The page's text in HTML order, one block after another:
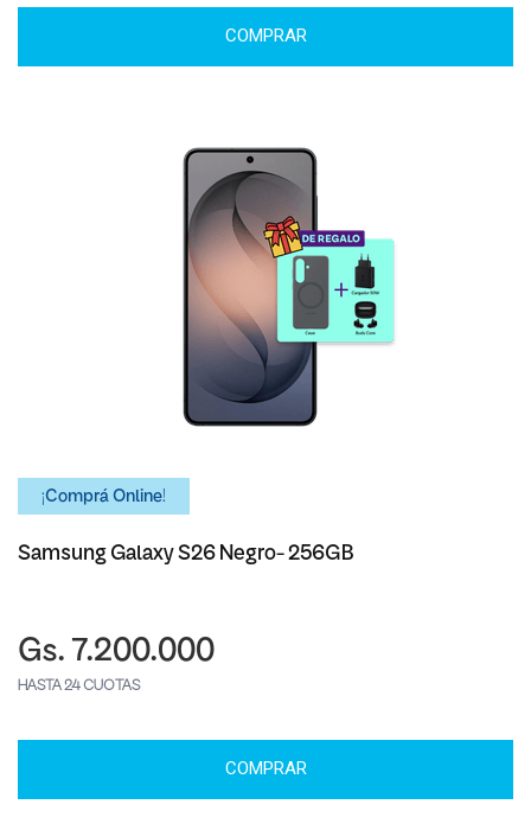
COMPRAR
¡Comprá Online!
Samsung Galaxy S26 Negro- 256GB
Gs. 7.200.000
HASTA 24 CUOTAS
COMPRAR